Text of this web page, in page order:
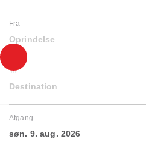
Fra
Oprindelse
Til
Destination
Afgang
søn. 9. aug. 2026